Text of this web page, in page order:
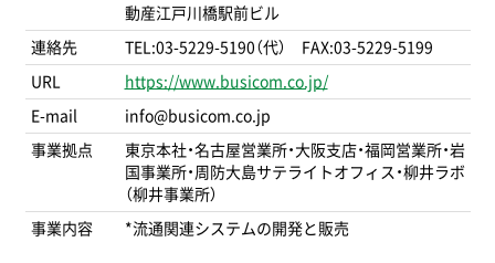
動産江戸川橋駅前ビル
連絡先 TEL:03-5229-5190（代） FAX:03-5229-5199
URL https://www.busicom.co.jp/
E-mail info@busicom.co.jp
事業拠点
東京本社・名古屋営業所・大阪支店・福岡営業所・岩
国事業所・周防大島サテライトオフィス・柳井ラボ
（柳井事業所）
事業内容 *流通関連システムの開発と販売